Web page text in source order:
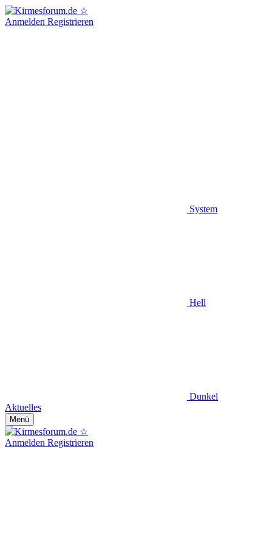
Anmelden Registrieren
System
Hell
Dunkel
Aktuelles
Menü
Anmelden Registrieren